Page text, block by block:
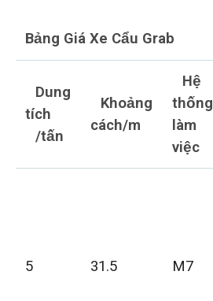
Bảng Giá Xe Cẩu Grab
Dung
tích
/tấn
Khoảng
cách/m
Hệ
thống
làm
việc
5 31.5 M7